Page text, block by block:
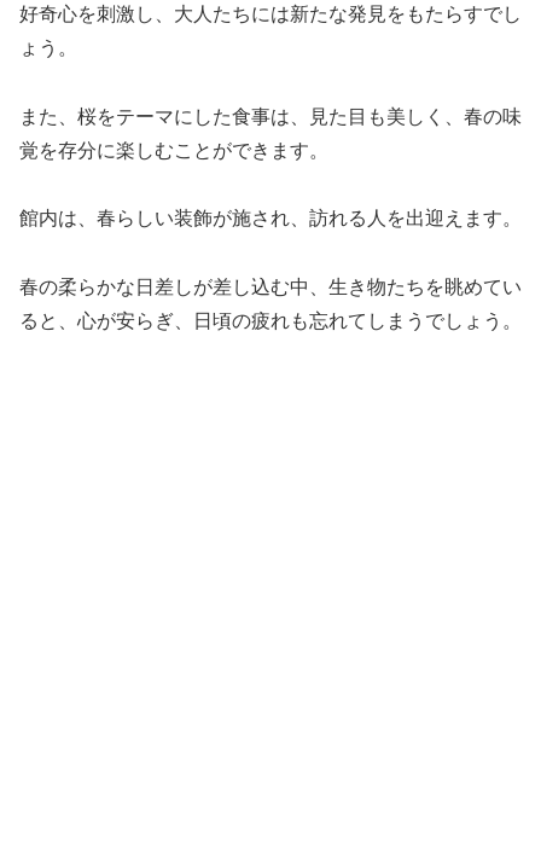
好奇心を刺激し、大人たちには新たな発見をもたらすでし
ょう。
また、桜をテーマにした食事は、見た目も美しく、春の味
覚を存分に楽しむことができます。
館内は、春らしい装飾が施され、訪れる人を出迎えます。
春の柔らかな日差しが差し込む中、生き物たちを眺めてい
ると、心が安らぎ、日頃の疲れも忘れてしまうでしょう。